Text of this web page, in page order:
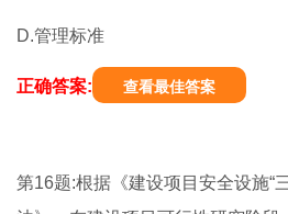
D.管理标准
正确答案: 查看最佳答案
第16题:根据《建设项目安全设施“